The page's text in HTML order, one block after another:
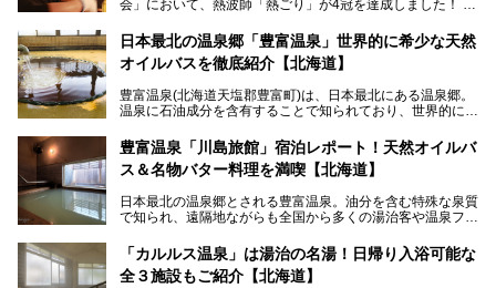
会」において、熱波師「熱ごり」が4冠を達成しました！
動拠点である北海道の銭湯「湯屋・サーモン」にて、メンズ
スキンケアブランド バルクオムの「ONE DAY KIT」を数量
限定でプレゼントいたします。
で、ぜひお試しください。※6月13日配布開始、なくなり次
第終了
───
提供元：株式会社バルクオム【PR】
この記事は株式会社バルクオム商品のPR記事です。
日本最北の温泉郷「豊富温泉」世界的に希少な天然
オイルバスを徹底紹介【北海道】
豊富温泉(北海道天塩郡豊富町)は、日本最北にある温泉郷。
温泉に石油成分を含有することで知られており、世界的にも
に特効があると言われ、遠隔地ながらも全国から湯治・療養
目的で多くの人々が訪れます。
地体験し、独自の視点で豊富温泉の“天然オイルバス”をレポ
ート。温泉地概要や日帰り入浴施設をはじめ、宿泊施設・ア
豊富温泉「川島旅館」宿泊レポート！天然オイルバ
ス＆名物バター料理を満喫【北海道】
日本最北の温泉郷とされる豊富温泉。油分を含む特殊な泉質
で知られ、遠隔地ながらも全国から多くの湯治客や温泉ファ
「川島旅館」は、豊富温泉の開湯当初から営業する老舗旅
館。とりわけ温泉の良さと名物のバター料理に定評があり、
「カルルス温泉」は湯治の名湯！日帰り入浴可能な
全３施設もご紹介【北海道】